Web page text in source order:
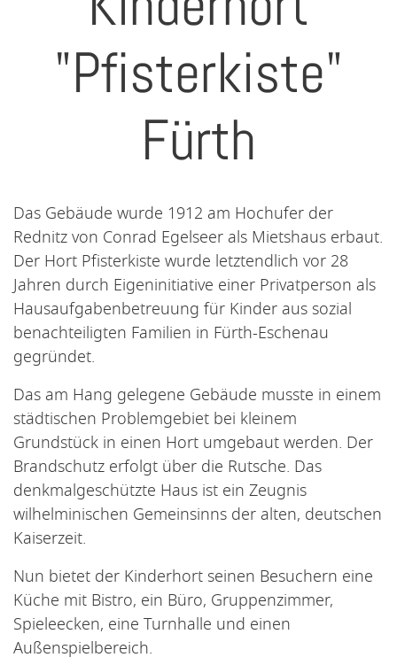
"Pfisterkiste"
Fürth
Das Gebäude wurde 1912 am Hochufer der
Rednitz von Conrad Egelseer als Mietshaus erbaut.
Der Hort Pfisterkiste wurde letztendlich vor 28
Jahren durch Eigeninitiative einer Privatperson als
Hausaufgabenbetreuung für Kinder aus sozial
benachteiligten Familien in Fürth-Eschenau
gegründet.
Das am Hang gelegene Gebäude musste in einem
städtischen Problemgebiet bei kleinem
Grundstück in einen Hort umgebaut werden. Der
Brandschutz erfolgt über die Rutsche. Das
denkmalgeschützte Haus ist ein Zeugnis
wilhelminischen Gemeinsinns der alten, deutschen
Kaiserzeit.
Nun bietet der Kinderhort seinen Besuchern eine
Küche mit Bistro, ein Büro, Gruppenzimmer,
Spieleecken, eine Turnhalle und einen
Außenspielbereich.